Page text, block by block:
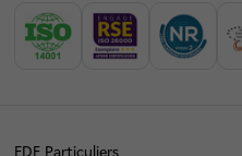
EDF Particuliers